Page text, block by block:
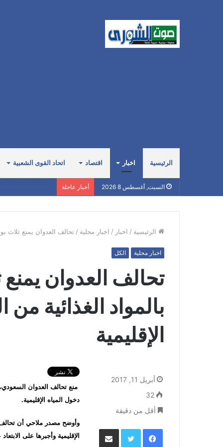
الرئيسية اخبار اقتصاد اتحاد القوى الشعبية
السبت, أغسطس 8 2026 أخبار عاجلة
الرئيسية / اخبار / اخبار محلية / تحالف العدوان يمنع ثلاث
اخبار محلية الكل
تحالف العدوان
بالمواد الغذائية
الإقليمية
دخول المياه الإقليمية.
وأوضح مصدر ملاحي أن تحالف
الإقليمية وأجبرها على
أبريل 11, 2017
32
أقل من دقيقة
فيسبوك تويتر